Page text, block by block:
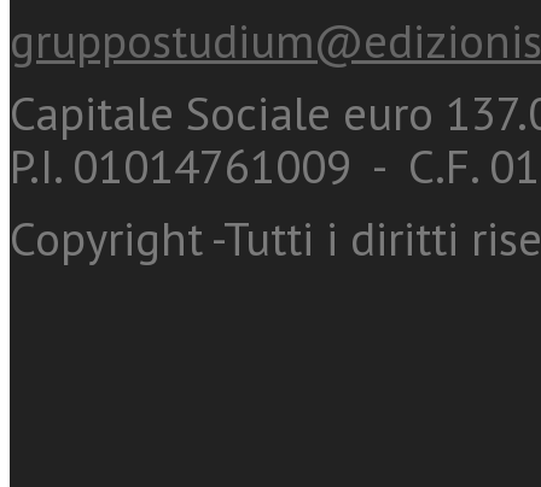
Capitale Sociale euro
P.I. 01014761009 - C.F.
Copyright -Tutti i diritti